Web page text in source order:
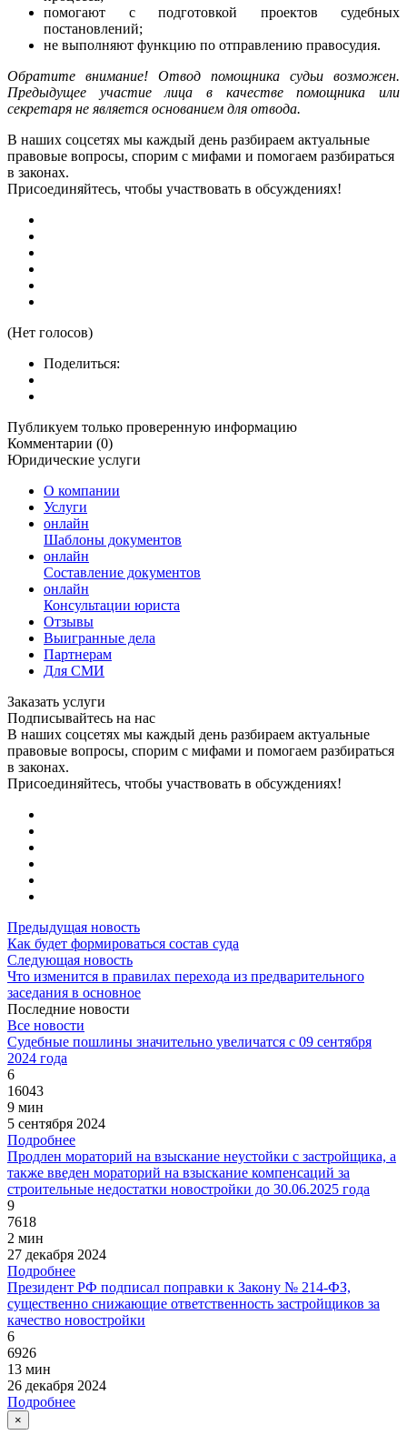
помогают с подготовкой проектов судебных
постановлений;
не выполняют функцию по отправлению правосудия.
Обратите внимание! Отвод помощника судьи возможен.
Предыдущее участие лица в качестве помощника или
секретаря не является основанием для отвода.
В наших соцсетях мы каждый день разбираем актуальные
правовые вопросы, спорим с мифами и помогаем разбираться
в законах.
Присоединяйтесь, чтобы участвовать в обсуждениях!
(Нет голосов)
Поделиться:
Публикуем только проверенную информацию
Комментарии (0)
Юридические услуги
О компании
Услуги
онлайн
Шаблоны документов
онлайн
Составление документов
онлайн
Консультации юриста
Отзывы
Выигранные дела
Партнерам
Для СМИ
Заказать услуги
Подписывайтесь на нас
В наших соцсетях мы каждый день разбираем актуальные
правовые вопросы, спорим с мифами и помогаем разбираться
в законах.
Присоединяйтесь, чтобы участвовать в обсуждениях!
Предыдущая новость
Как будет формироваться состав суда
Следующая новость
Что изменится в правилах перехода из предварительного
заседания в основное
Последние новости
Все новости
Судебные пошлины значительно увеличатся с 09 сентября
2024 года
6
16043
9 мин
5 сентября 2024
Подробнее
Продлен мораторий на взыскание неустойки с застройщика, а
также введен мораторий на взыскание компенсаций за
строительные недостатки новостройки до 30.06.2025 года
9
7618
2 мин
27 декабря 2024
Подробнее
Президент РФ подписал поправки к Закону № 214-ФЗ,
существенно снижающие ответственность застройщиков за
качество новостройки
6
6926
13 мин
26 декабря 2024
Подробнее
×